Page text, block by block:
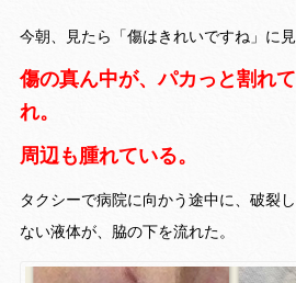
今朝、見たら「傷はきれいですね」に見
傷の真ん中が、パカっと割れ
れ。
周辺も腫れている。
タクシーで病院に向かう途中に、破裂
ない液体が、脇の下を流れた。